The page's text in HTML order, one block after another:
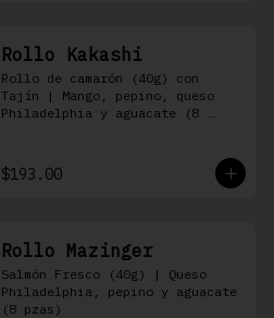
Rollo Kakashi
Rollo de camarón (40g) con
Tajín | Mango, pepino, queso
Philadelphia y aguacate (8
$193.00
Rollo Mazinger
Salmón Fresco (40g) | Queso
Philadelphia, pepino y aguacate
(8 pzas)